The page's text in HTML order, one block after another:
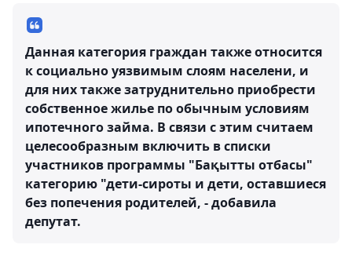
Данная категория граждан также относится
к социально уязвимым слоям населени, и
для них также затруднительно приобрести
собственное жилье по обычным условиям
ипотечного займа. В связи с этим считаем
целесообразным включить в списки
участников программы "Бақытты отбасы"
категорию "дети-сироты и дети, оставшиеся
без попечения родителей, - добавила
депутат.